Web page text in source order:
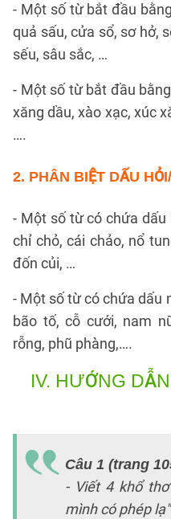
- Một số từ bắt đầu
quả sấu, cửa sổ, sơ hở,
sếu, sâu sắc, …
- Một số từ bắt đầu
xăng dầu, xào xạc, xúc
….
2. PHÂN BIỆT DẤU
- Một số từ có chứa dấu
chỉ chỏ, cái chảo, nổ
đốn củi, …
- Một số từ có chứa dấu
bão tố, cỗ cưới, nam
rỗng, phũ phàng,….
IV. HƯỚNG
Câu 1 (trang
- Viết 4 khổ
mình có phép lạ"